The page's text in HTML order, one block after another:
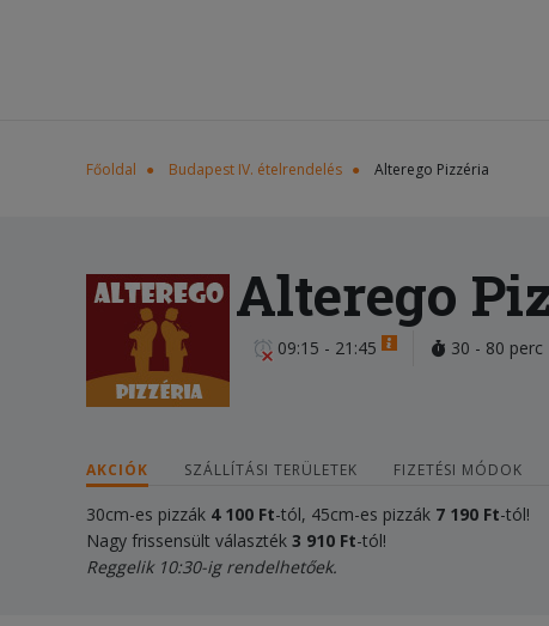
Főoldal Budapest IV. ételrendelés Alterego Pizzéria
Alterego
09:15 - 21:45 30 - 80 perc
AKCIÓK SZÁLLÍTÁSI TERÜLETEK FIZETÉSI MÓDOK
30cm-es pizzák 4 100 Ft-tól, 45cm-es pizzák 7 190 Ft-tól!
Nagy frissensült választék 3 910 Ft-tól!
Reggelik 10:30-ig rendelhetőek.